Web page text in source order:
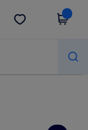
Hämta app